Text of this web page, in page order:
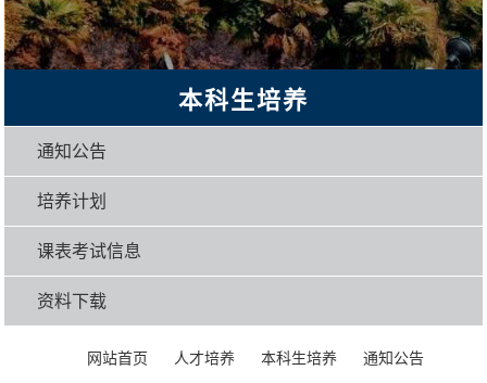
本科生培养
通知公告
培养计划
课表考试信息
资料下载
网站首页 人才培养 本科生培养 通知公告